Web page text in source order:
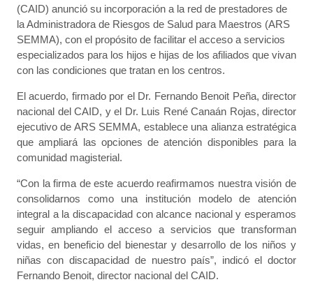
(CAID) anunció su incorporación a la red de prestadores de
la Administradora de Riesgos de Salud para Maestros (ARS
SEMMA), con el propósito de facilitar el acceso a servicios
especializados para los hijos e hijas de los afiliados que vivan
con las condiciones que tratan en los centros.
El acuerdo, firmado por el Dr. Fernando Benoit Peña, director
nacional del CAID, y el Dr. Luis René Canaán Rojas, director
ejecutivo de ARS SEMMA, establece una alianza estratégica
que ampliará las opciones de atención disponibles para la
comunidad magisterial.
“Con la firma de este acuerdo reafirmamos nuestra visión de
consolidarnos como una institución modelo de atención
integral a la discapacidad con alcance nacional y esperamos
seguir ampliando el acceso a servicios que transforman
vidas, en beneficio del bienestar y desarrollo de los niños y
niñas con discapacidad de nuestro país”, indicó el doctor
Fernando Benoit, director nacional del CAID.